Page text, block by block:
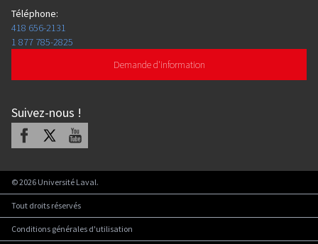
Téléphone:
418 656-2131
1 877 785-2825
Demande d'information
Suivez-nous !
Facebook Youtube
©2026 Université Laval.
Tout droits réservés
Conditions générales d'utilisation